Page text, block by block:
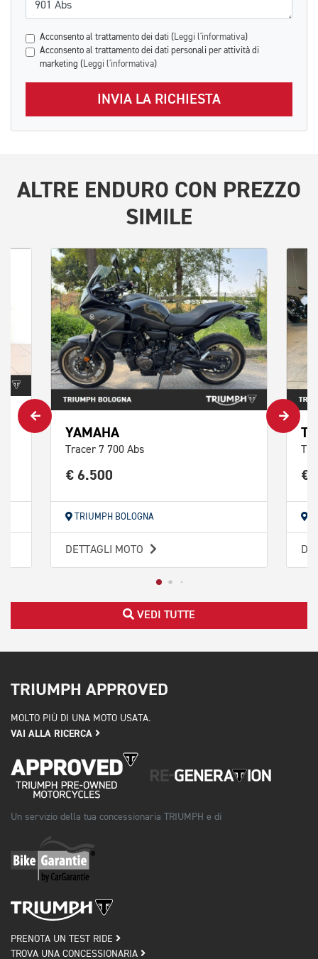
Acconsento al trattamento dei dati ( Leggi l'informativa)
Acconsento al trattamento dei dati personali per attività di
marketing ( Leggi l'informativa)
INVIA LA RICHIESTA
ALTRE ENDURO CON PREZZO
SIMILE
YAMAHA
Tracer 7 700 Abs
€ 6.500
TRIUMPH BOLOGNA
DETTAGLI MOTO
€
VEDI TUTTE
TRIUMPH APPROVED
MOLTO PIÙ DI UNA MOTO USATA.
VAI ALLA RICERCA
Un servizio della tua concessionaria TRIUMPH e di
PRENOTA UN TEST RIDE
TROVA UNA CONCESSIONARIA